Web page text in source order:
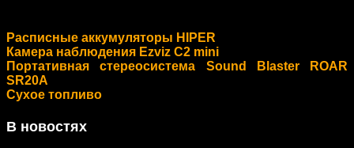
Расписные аккумуляторы HIPER
Камера наблюдения Ezviz C2 mini
Портативная стереосистема Sound Blaster ROAR
SR20A
Сухое топливо
В новостях